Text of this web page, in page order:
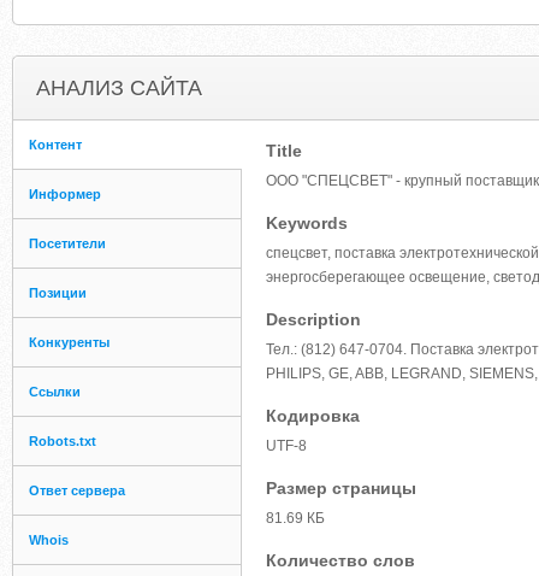
АНАЛИЗ САЙТА
Контент
Информер
Посетители
Позиции
Конкуренты
Ссылки
Robots.txt
Ответ сервера
Whois
Title
ООО "СПЕЦСВЕТ" - крупный поставщик
Keywords
спецсвет, поставка
энергосберегающее освещение,
Description
Тел.: (812) 647-0704. Поставка
PHILIPS, GE, ABB, LEGRAND, SIEMENS,
Кодировка
UTF-8
Размер страницы
81.69 КБ
Количество слов